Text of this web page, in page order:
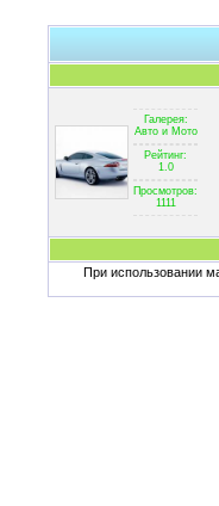
Галерея:
Авто и Мото
Рейтинг:
1.0
Просмотров:
1111
При использовании